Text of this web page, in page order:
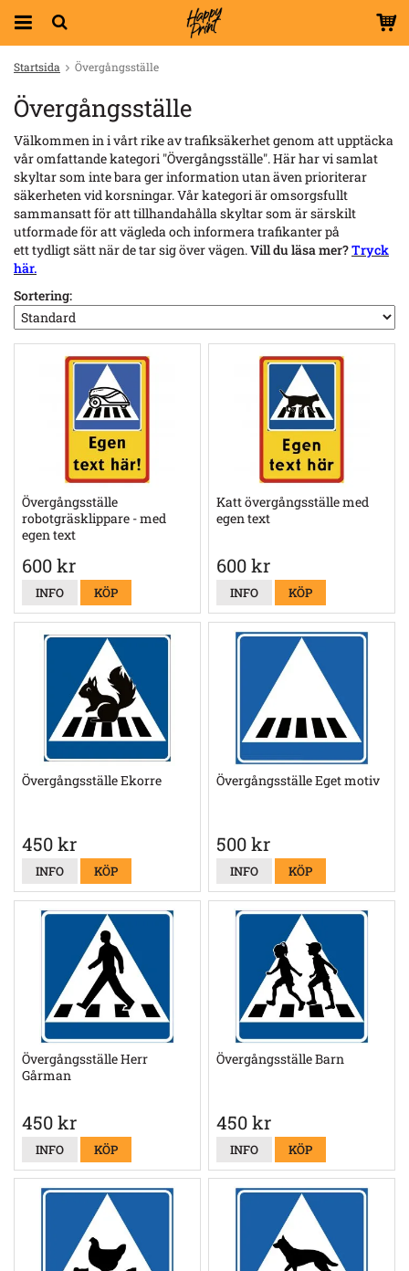
Startsida Övergångsställe
Övergångsställe
Välkommen in i vårt rike av trafiksäkerhet genom att upptäcka
vår omfattande kategori "Övergångsställe". Här har vi samlat
skyltar som inte bara ger information utan även prioriterar
säkerheten vid korsningar. Vår kategori är omsorgsfullt
sammansatt för att tillhandahålla skyltar som är särskilt
utformade för att vägleda och informera trafikanter på
ett tydligt sätt när de tar sig över vägen.Vill du läsa mer?Tryck
här.
Sortering:
Övergångsställe
robotgräsklippare - med
egen text
600 kr
INFO KÖP
Katt övergångsställe med
egen text
600 kr
INFO KÖP
Övergångsställe Ekorre
450 kr
INFO KÖP
Övergångsställe Eget motiv
500 kr
INFO KÖP
Övergångsställe Herr
Gårman
450 kr
INFO KÖP
Övergångsställe Barn
450 kr
INFO KÖP